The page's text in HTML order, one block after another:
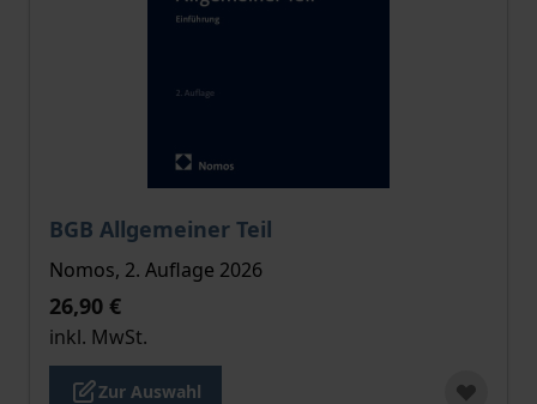
BGB Allgemeiner Teil
Der Preis dieses Titels richtet sich nach der
Nomos, 2. Auflage 2026
26,90 €
inkl. MwSt.
Zur Auswahl